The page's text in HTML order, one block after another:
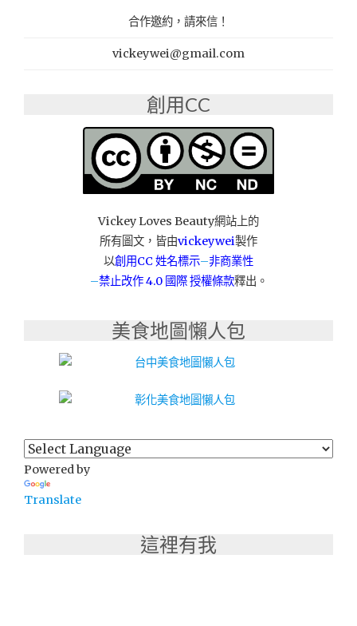
品
牌
GASTON
LUGA
CLÄSSY
–
經
典
黑/
咖
合作邀約，請來信！
vickeywei@gmail.com
創用CC
Vickey Loves Beauty網站上的
所有圖文，皆由vickeywei製作
以創用CC 姓名標示–非商業性
–禁止改作4.0 國際 授權條款釋出。
美食地圖懶人包
Powered by
Translate
這裡有我